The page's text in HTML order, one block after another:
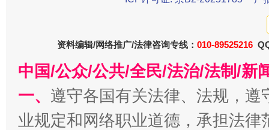
魏明
资料编辑/网络推广/法律咨询专线： 010-89525216
中国/公众/公共/全民/法治/法制/新
一、 遵守各国有关法律、法规，
业规定和网络职业道德，承担法